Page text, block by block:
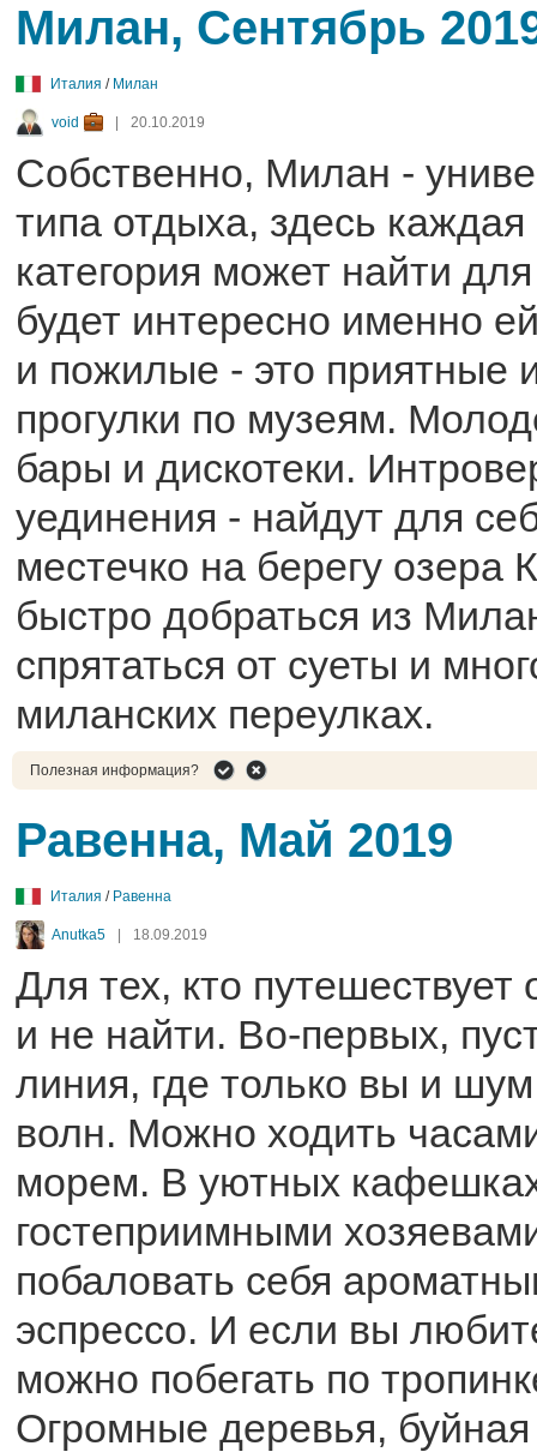
Милан, Сентябрь
Италия / Милан
void 20.10.2019
Собственно, Милан -
типа отдыха, здесь каждая
категория может найти
будет интересно именно
и пожилые - это приятные
прогулки по музеям.
бары и дискотеки.
уединения - найдут для
местечко на берегу озера
быстро добраться из
спрятаться от суеты и
миланских переулках.
Полезная информация?
Равенна, Май 2019
Италия / Равенна
Anutka5 18.09.2019
Для тех, кто
и не найти. Во-первых,
линия, где только вы и
волн. Можно ходить
морем. В уютных
гостеприимными
побаловать себя
эспрессо. И если вы
можно побегать по
Огромные деревья, буйная